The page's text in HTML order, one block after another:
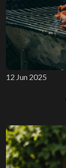
12 Jun 2025